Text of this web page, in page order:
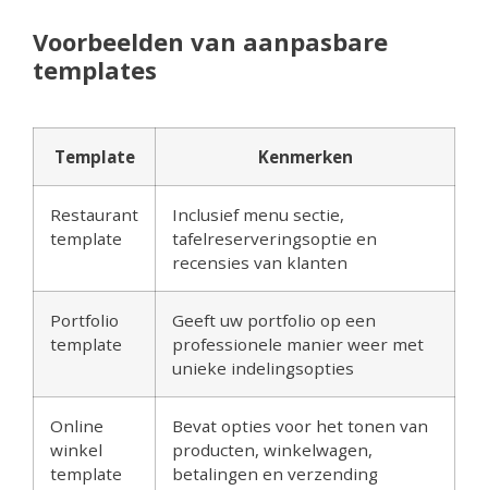
Voorbeelden van aanpasbare
templates
Template Kenmerken
Restaurant
template
Inclusief menu sectie,
tafelreserveringsoptie en
recensies van klanten
Portfolio
template
Geeft uw portfolio op een
professionele manier weer met
unieke indelingsopties
Online
winkel
template
Bevat opties voor het tonen van
producten, winkelwagen,
betalingen en verzending